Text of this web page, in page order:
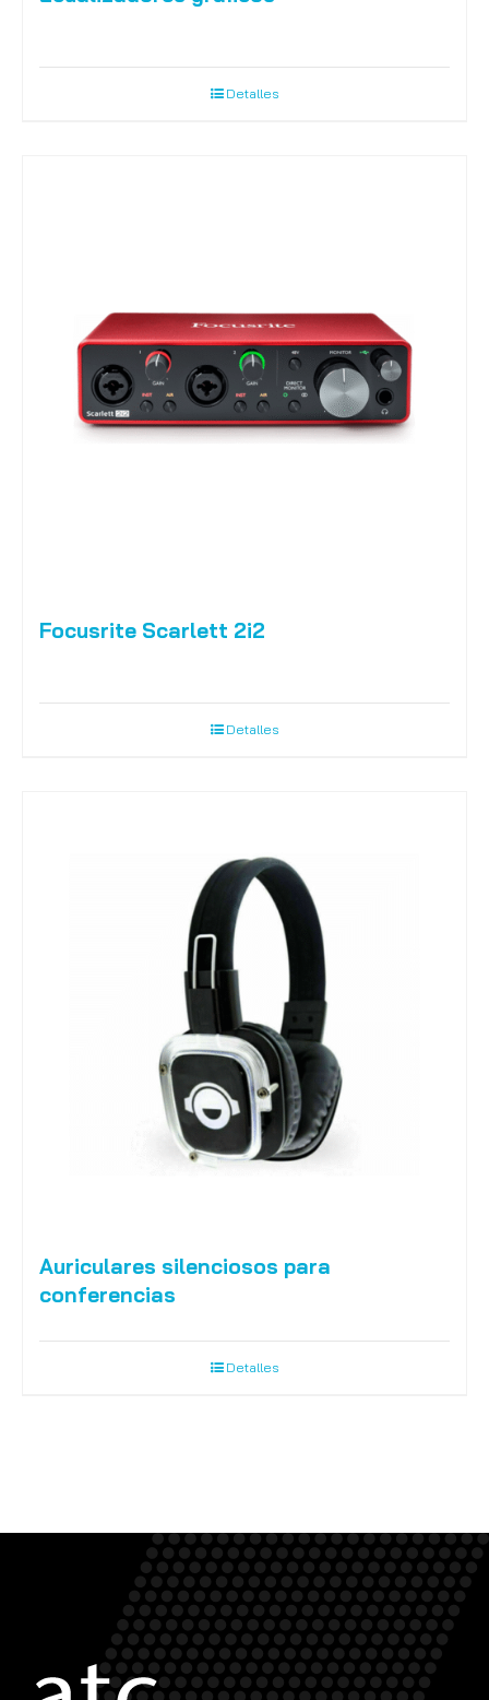
Detalles
Focusrite Scarlett 2i2
Detalles
Auriculares silenciosos para
conferencias
Detalles